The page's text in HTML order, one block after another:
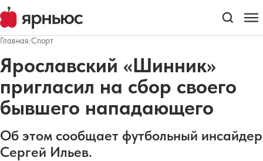
Главная/Спорт
Ярославский «Шинник»
пригласил на сбор своего
бывшего нападающего
Об этом сообщает футбольный инсайдер
Сергей Ильев.